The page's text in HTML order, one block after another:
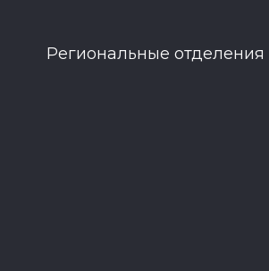
Региональные отделения